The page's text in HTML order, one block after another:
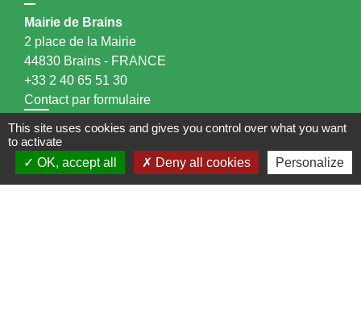
Mairie de Brains
2 place de la Mairie
44830 Brains - FRANCE
+33 2 40 65 51 30
Contact par formulaire
Horaires d'ouverture:
Lundi : 14h - 17h
This site uses cookies and gives you control over what you want
to activate
OK, accept all
Deny all cookies Personalize